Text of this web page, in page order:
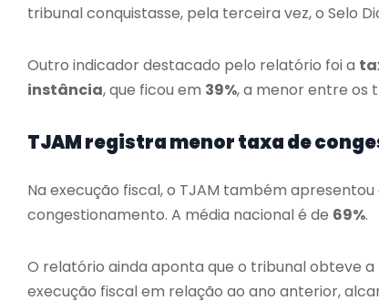
tribunal conquistasse, pela terceira vez, o Selo
Outro indicador destacado pelo relatório foi a
instância, que ficou em 39%, a menor entre os
TJAM registra menor taxa de
Na execução fiscal, o TJAM também
congestionamento. A média nacional é de 69%.
O relatório ainda aponta que o tribunal obteve
execução fiscal em relação ao ano anterior,